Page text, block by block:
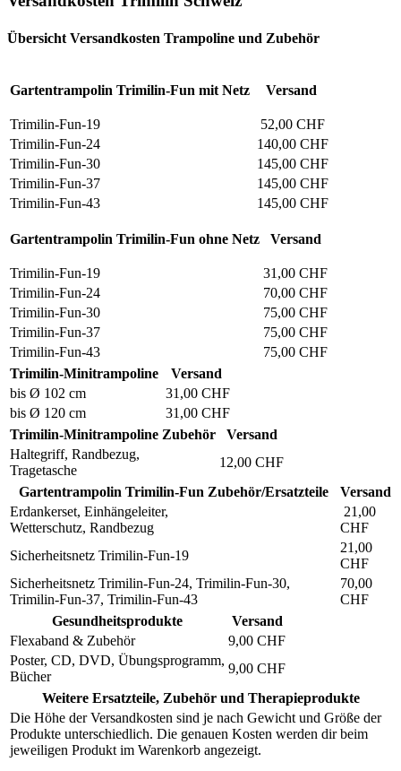
Übersicht Versandkosten Trampoline und Zubehör
Gartentrampolin Trimilin-Fun mit Netz Versand
Trimilin-Fun-19
52,00 CHF
Trimilin-Fun-24
140,00 CHF
Trimilin-Fun-30
145,00 CHF
Trimilin-Fun-37
145,00 CHF
Trimilin-Fun-43
145,00 CHF
Gartentrampolin Trimilin-Fun ohne Netz Versand
Trimilin-Fun-19
31,00 CHF
Trimilin-Fun-24
70,00 CHF
Trimilin-Fun-30
75,00 CHF
Trimilin-Fun-37
75,00 CHF
Trimilin-Fun-43
75,00 CHF
Trimilin-Minitrampoline
Versand
bis Ø 102 cm
31,00 CHF
bis Ø 120 cm
31,00 CHF
Trimilin-Minitrampoline Zubehör
Versand
Haltegriff, Randbezug,
Tragetasche
12,00 CHF
Gartentrampolin Trimilin-Fun Zubehör/Ersatzteile
Versand
Erdankerset, Einhängeleiter,
Wetterschutz, Randbezug
21,00
CHF
Sicherheitsnetz Trimilin-Fun-19
21,00
CHF
Sicherheitsnetz Trimilin-Fun-24, Trimilin-Fun-30,
Trimilin-Fun-37, Trimilin-Fun-43
70,00
CHF
Gesundheitsprodukte
Versand
Flexaband & Zubehör
9,00 CHF
Poster, CD, DVD, Übungsprogramm,
Bücher
9,00 CHF
Weitere Ersatzteile, Zubehör und Therapieprodukte
Die Höhe der Versandkosten sind je nach Gewicht und Größe der
Produkte unterschiedlich. Die genauen Kosten werden dir beim
jeweiligen Produkt im Warenkorb angezeigt.